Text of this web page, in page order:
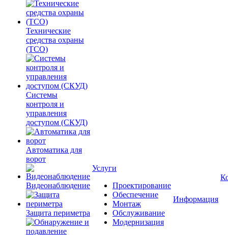
Технические
средства охраны
(ТСО)
Системы
контроля и
управления
доступом (СКУД)
Автоматика для
ворот
Видеонаблюдение
Защита периметра
Услуги
Проектирование
Обеспечение
Монтаж
Обслуживание
Модернизация
Информация